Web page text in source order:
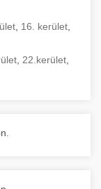
16. kerület
22.kerület